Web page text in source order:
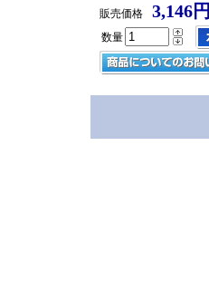
販売価格 3,146円
数量